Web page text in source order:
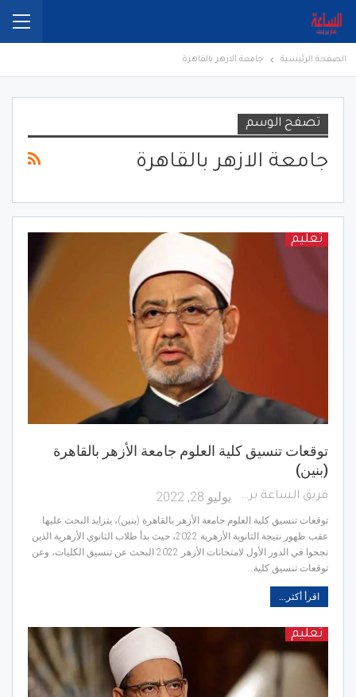
الصفحة الرئيسية جامعة الازهر بالقاهرة
تصفح الوسم
جامعة الازهر بالقاهرة
تعليم
توقعات تنسيق كلية العلوم جامعة الأزهر بالقاهرة
(بنين)
فريق الساعة برس يوليو 28, 2022
توقعات تنسيق كلية العلوم جامعة الأزهر بالقاهرة (بنين)، يتزايد البحث عليها
عقب ظهور نتيجة الثانوية الأزهرية 2022، حيث بدأ طلاب الثانوي الأزهرية الذين
نجحوا في الدور الأول لامتحانات الأزهر 2022 البحث عن تنسيق الكليات، وعن
توقعات تنسيق كلية…
اقرأ أكثر...
تعليم